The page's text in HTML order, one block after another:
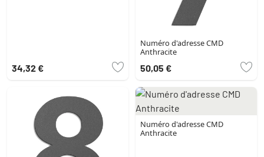
34,32 €
Numéro d'adresse CMD
Anthracite
50,05 €
Numéro d'adresse CMD
Anthracite